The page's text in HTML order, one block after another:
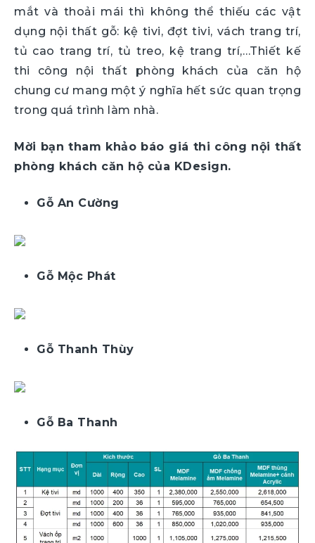
mắt và thoải mái thì không thể thiếu các vật
dụng nội thất gỗ: kệ tivi, đợt tivi, vách trang trí,
tủ cao trang trí, tủ treo, kệ trang trí,…Thiết kế
thi công nội thất phòng khách của căn hộ
chung cư mang một ý nghĩa hết sức quan trọng
trong quá trình làm nhà.
Mời bạn tham khảo báo giá thi công nội thất
phòng khách căn hộ của KDesign.
Gỗ An Cường
Gỗ Mộc Phát
Gỗ Thanh Thùy
Gỗ Ba Thanh